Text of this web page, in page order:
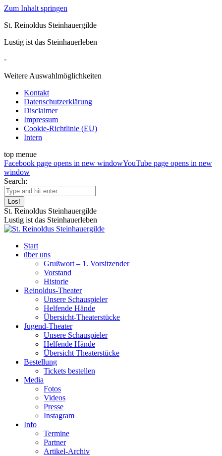
Zum Inhalt springen
St. Reinoldus Steinhauergilde
Lustig ist das Steinhauerleben
-
Weitere Auswahlmöglichkeiten
Kontakt
Datenschutzerklärung
Disclaimer
Impressum
Cookie-Richtlinie (EU)
Intern
top menue
Facebook page opens in new windowYouTube page opens in new
window
Search:
St. Reinoldus Steinhauergilde
Lustig ist das Steinhauerleben
Start
über uns
Grußwort – 1. Vorsitzender
Vorstand
Historie
Reinoldus-Theater
Unsere Schauspieler
Helfende Hände
Übersicht-Theaterstücke
Jugend-Theater
Unsere Schauspieler
Helfende Hände
Übersicht Theaterstücke
Bestellung
Tickets bestellen
Media
Fotos
Videos
Presse
Instagram
Info
Termine
Partner
Artikel-Archiv